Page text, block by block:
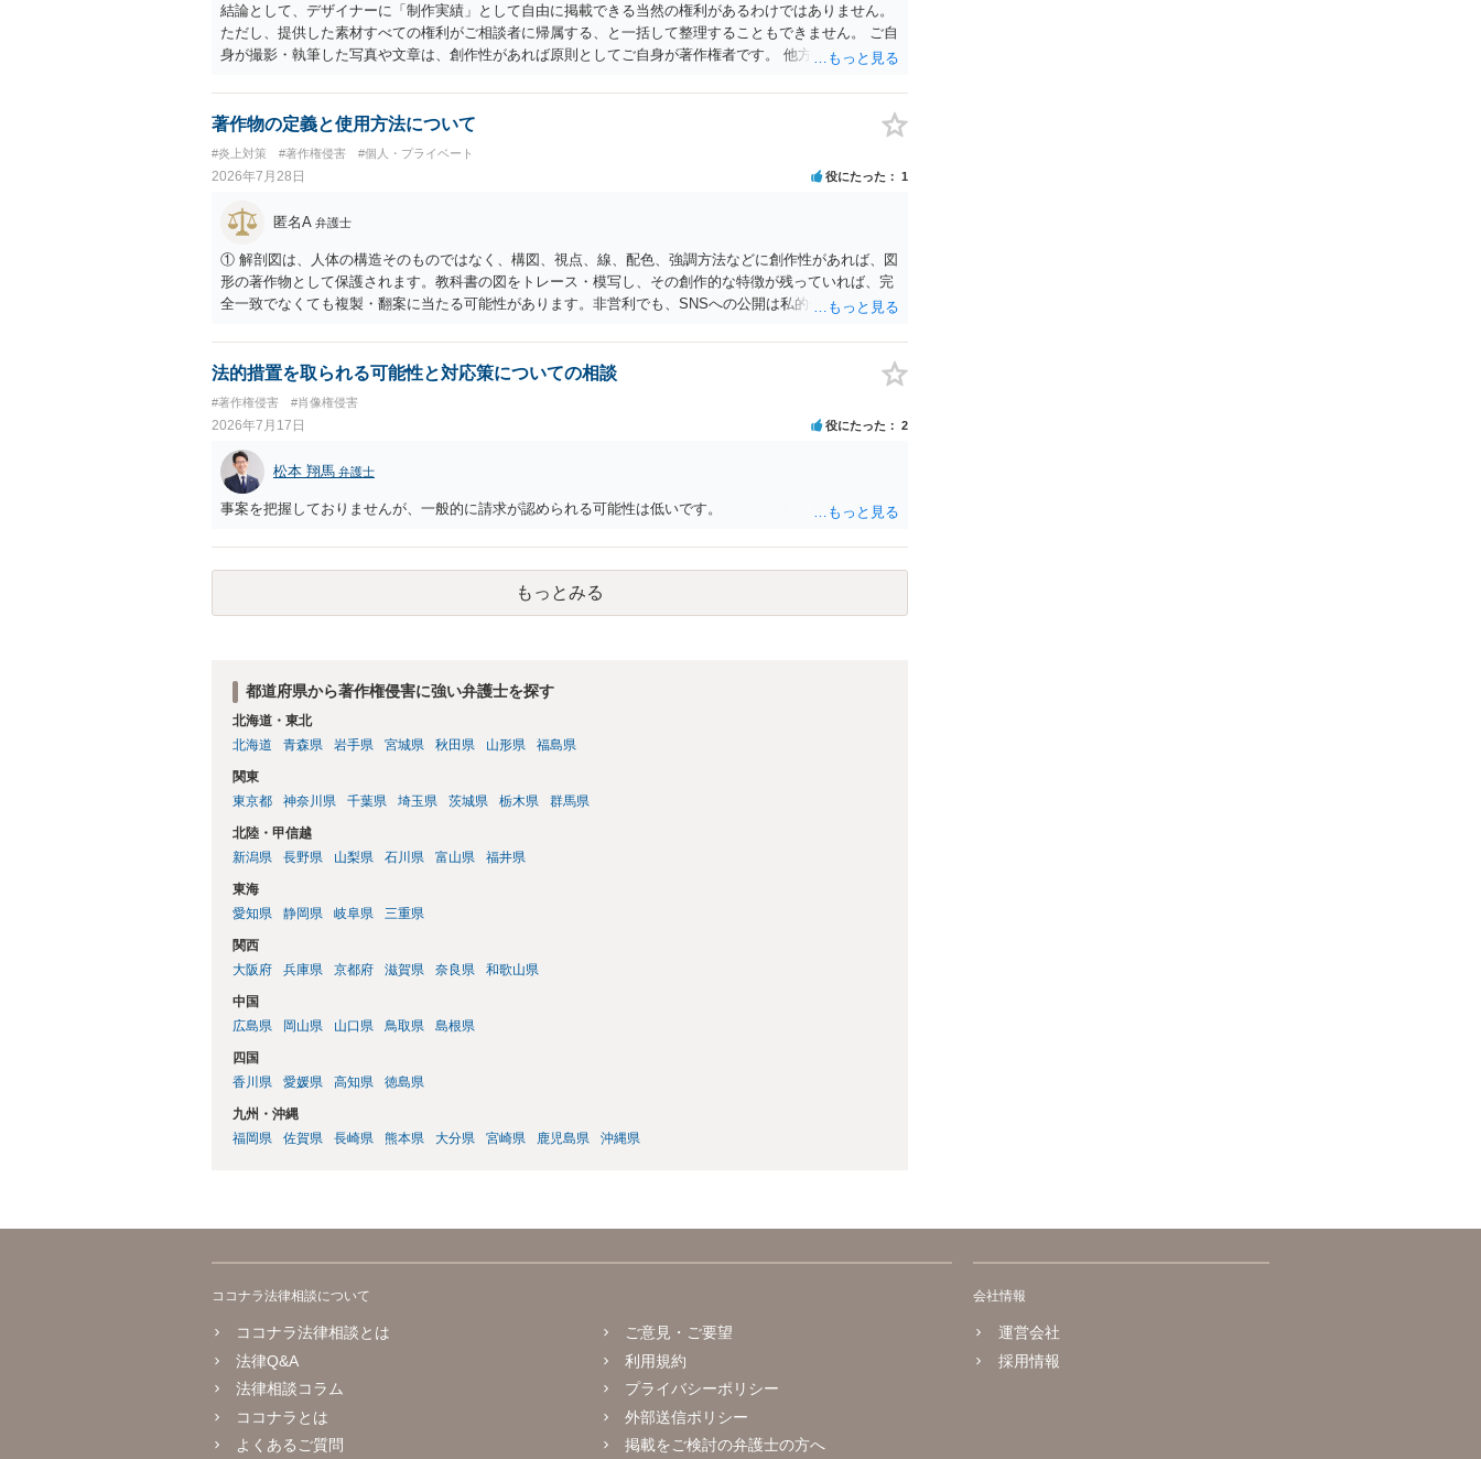
結論として、デザイナーに「制作実績」として自由に掲載できる当然の権利があるわけではありません。
ただし、提供した素材すべての権利がご相談者に帰属する、と一括して整理することもできません。 ご自
身が撮影・執筆した写真や文章は、創作性があれば原則としてご自身が著作権者です。 他方、ブランド
ません。ただし、ロゴに独自の図形やイラスト等が含まれる場合には、その表現部分が著作物となる可能
性があります。 また、人物写真の著作権は撮影者に、肖像に関する権利は被写体本人に帰属します（著作
制作したイラストやバナー等は別として、一般的なレイアウトや配色、依頼者から提供された素材を希望
に沿って配置した部分には、通常、著作物性は認められにくいと考えられます。仮に具体的な画面構成の
一部に創作性が認められても、その権利は当該部分に限られ、ご相談者の写真や文章等を制作実績として
掲載する権限まで当然に生じるものではありません。 もっとも、契約書がなくても、見積書、メール、利
用規約等に実績掲載への同意があれば別です。また、単に制作を担当した事実を記載したり、公開中のサ
イトへリンクしたりする行為まで当然に禁止できるとは限りません。 人物写真については、通常のSNSへ
の無断掲載と同様、掲載目的、態様、必要性、本人の特定可能性等から判断されます。営業目的であり、
本人も掲載を拒否していることは、違法性を認める方向の事情となりますが、自動的に肖像権侵害となる
わけではありません。 まず、見積書、メール、チャット、デザイナーの利用規約を確認したうえで、「提
供素材及びこれを含む画面の複製・SNS掲載を許諾しない」と書面で明確に通知することをお勧めしま
す。すでに掲載された場合は、URL、掲載日時、画面を保存してから削除を求めてください。
著作物の定義と使用方法について
#炎上対策 #著作権侵害 #個人・プライベート
2026年7月28日 役にたった 1
匿名A 弁護士
① 解剖図は、人体の構造そのものではなく、構図、視点、線、配色、強調方法などに創作性があれば、図
形の著作物として保護されます。教科書の図をトレース・模写し、その創作的な特徴が残っていれば、完
全一致でなくても複製・翻案に当たる可能性があります。非営利でも、SNSへの公開は私的使用には当た
の説明に必要な従たる資料であること、引用部分が明確に区別され、必要な範囲に限られていることなど
が必要です。勉強ノートの教材として図そのものを中心的に掲載する場合、引用と認められにくいでしょ
うえで、ご自身の表現と構成でまとめる必要があります。 安全にSNSで公開するには、教科書の図をトレ
ース・模写した部分は掲載せず、人体の構造という事実を基に、自分で構図や表現を工夫して作図する方
法が考えられます。また、改変・SNS掲載が認められたオープンライセンス素材を、利用条件に従って使
う方法もあります。トレースした図を残したい場合は、自分だけの学習用にとどめるのが安全です。
法的措置を取られる可能性と対応策についての相談
#著作権侵害 #肖像権侵害
2026年7月17日 役にたった 2
松本 翔馬 弁護士
事案を把握しておりませんが、一般的に請求が認められる可能性は低いです。
もっとみる
都道府県から著作権侵害に強い弁護士を探す
北海道・東北
北海道
青森県 岩手県 宮城県 秋田県 山形県 福島県
関東
東京都
神奈川県 千葉県 埼玉県 茨城県 栃木県 群馬県
北陸・甲信越
新潟県
長野県 山梨県 石川県 富山県 福井県
東海
愛知県
静岡県 岐阜県 三重県
関西
大阪府
兵庫県 京都府 滋賀県 奈良県 和歌山県
中国
広島県
岡山県 山口県 鳥取県 島根県
四国
香川県
愛媛県 高知県 徳島県
九州・沖縄
福岡県
佐賀県 長崎県 熊本県 大分県 宮崎県 鹿児島県 沖縄県
ココナラ法律相談について
ココナラ法律相談とは
法律Q&A
法律相談コラム
ココナラとは
よくあるご質問
ご意見・ご要望
利用規約
プライバシーポリシー
外部送信ポリシー
掲載をご検討の弁護士の方へ
会社情報
運営会社
採用情報